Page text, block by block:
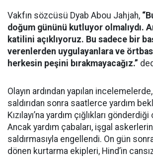
Vakfın sözcüsü Dyab Abou Jahjah,
doğum gününü kutluyor olmalıydı.
katilini açıklıyoruz. Bu sadece bir
verenlerden uygulayanlara ve
herkesin peşini bırakmayacağız.”
Olayın ardından yapılan incelemelerde,
saldırıdan sonra saatlerce yardım
Kızılayı’na yardım çığlıkları gönderdiği
Ancak yardım çabaları, işgal
saldırmasıyla engellendi. On gün
dönen kurtarma ekipleri, Hind’in